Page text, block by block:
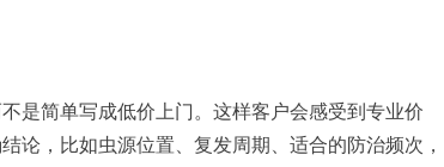
是简单写成低价上门。这样客户会感受到专业价
论，比如虫源位置、复发周期、适合的防治频次，